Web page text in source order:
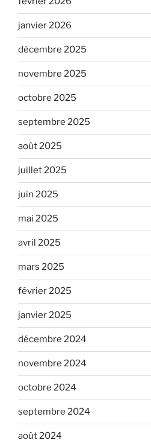
janvier 2026
décembre 2025
novembre 2025
octobre 2025
septembre 2025
août 2025
juillet 2025
juin 2025
mai 2025
avril 2025
mars 2025
février 2025
janvier 2025
décembre 2024
novembre 2024
octobre 2024
septembre 2024
août 2024